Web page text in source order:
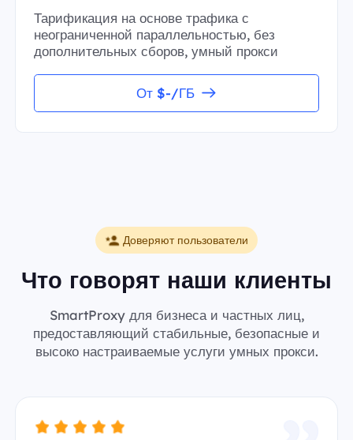
Тарификация на основе трафика с
неограниченной параллельностью, без
дополнительных сборов, умный прокси
От $-/ГБ
Доверяют пользователи
Что говорят наши клиенты
SmartProxy для бизнеса и частных лиц,
предоставляющий стабильные, безопасные и
высоко настраиваемые услуги умных прокси.